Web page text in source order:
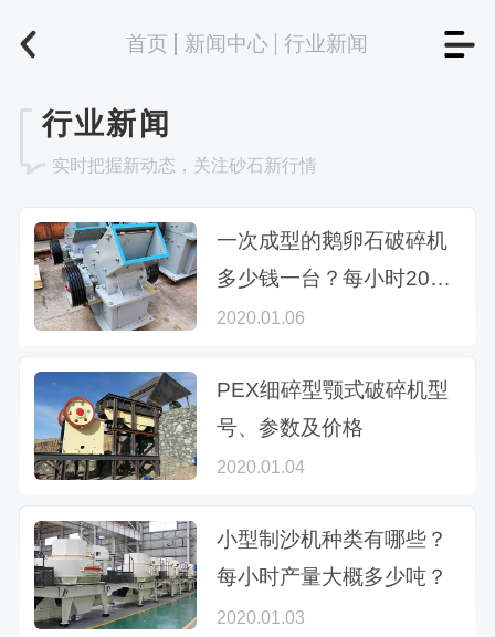
首页 新闻中心 行业新闻
行业新闻
实时把握新动态，关注砂石新行情
一次成型的鹅卵石破碎机
多少钱一台？每小时200
吨如何配置？
2020.01.06
PEX细碎型颚式破碎机型
号、参数及价格
2020.01.04
小型制沙机种类有哪些？
每小时产量大概多少吨？
2020.01.03